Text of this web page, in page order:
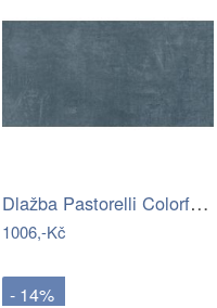
Dlažba Pastorelli Colorful ocean 30x60…
1006,-Kč
- 14%